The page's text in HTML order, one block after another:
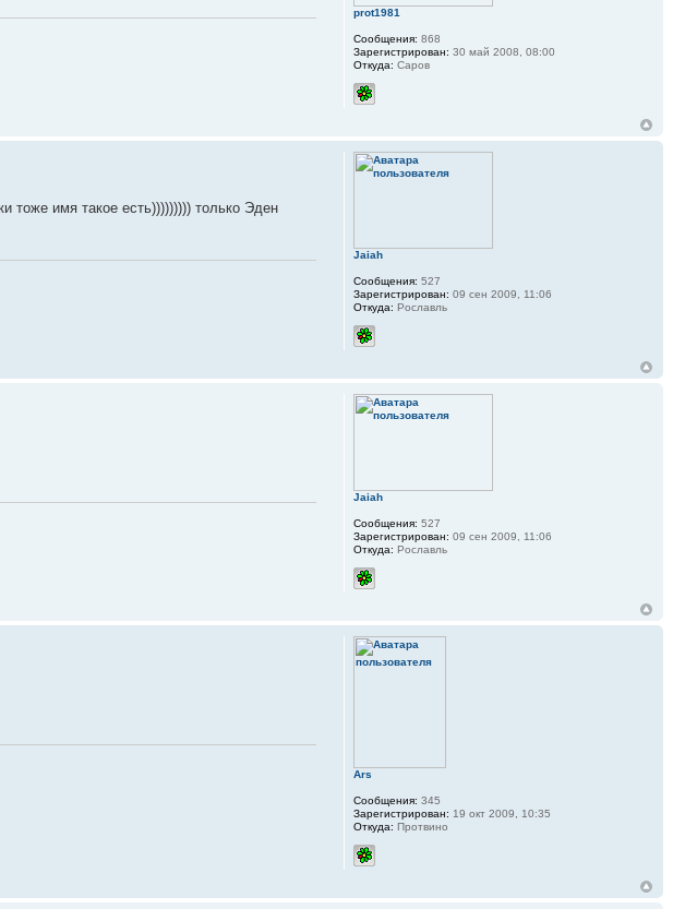
prot1981
Сообщения: 868
Зарегистрирован: 30 май 2008, 08:00
Откуда: Саров
имя такое есть))))))))) только Эден
Jaiah
Сообщения: 527
Зарегистрирован: 09 сен 2009, 11:06
Откуда: Рославль
Jaiah
Сообщения: 527
Зарегистрирован: 09 сен 2009, 11:06
Откуда: Рославль
Ars
Сообщения: 345
Зарегистрирован: 19 окт 2009, 10:35
Откуда: Протвино